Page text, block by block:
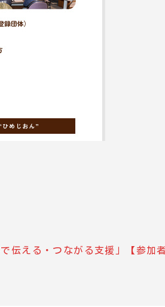
える・つながる支援」【参加